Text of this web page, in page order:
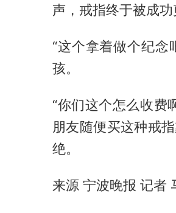
声，戒指终于被成功
“这个拿着做个纪念
孩。
“你们这个怎么收费
朋友随便买这种戒
绝。
来源 宁波晚报 记者